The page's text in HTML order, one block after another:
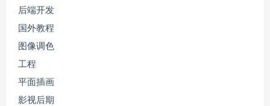
后端开发
国外教程
图像调色
工程
平面插画
影视后期